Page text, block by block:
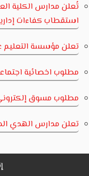
تُعلن مدارس الكلية
استقطاب كفاءات
تعلن مؤسسة التعليم
مطلوب اخصائية
مطلوب مسوق
تعلن مدارس الهدي